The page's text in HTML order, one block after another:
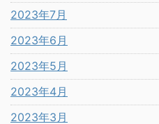
2023年7月
2023年6月
2023年5月
2023年4月
2023年3月